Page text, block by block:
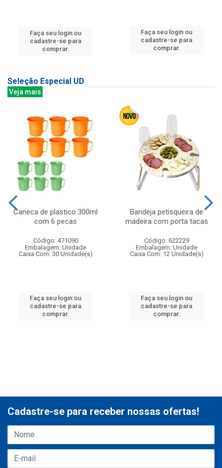
Faça seu login ou
cadastre-se para
comprar.
Faça seu login ou
cadastre-se para
comprar.
Seleção Especial UD
Veja mais
Caneca de plastico 300ml
com 6 pecas
Código: 471090
Embalagem: Unidade
Caixa Com: 30 Unidade(s)
Faça seu login ou
cadastre-se para
comprar.
Bandeja petisqueira de
madeira com porta tacas
Código: 622229
Embalagem: Unidade
Caixa Com: 12 Unidade(s)
Faça seu login ou
cadastre-se para
comprar.
Cadastre-se para receber nossas ofertas!